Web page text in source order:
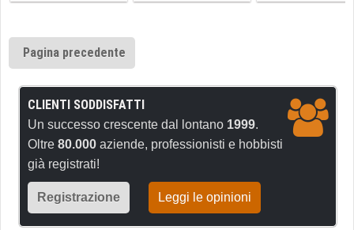
Pagina precedente
CLIENTI SODDISFATTI
Un successo crescente dal lontano 1999.
Oltre 80.000 aziende, professionisti e hobbisti
già registrati!
Registrazione Leggi le opinioni